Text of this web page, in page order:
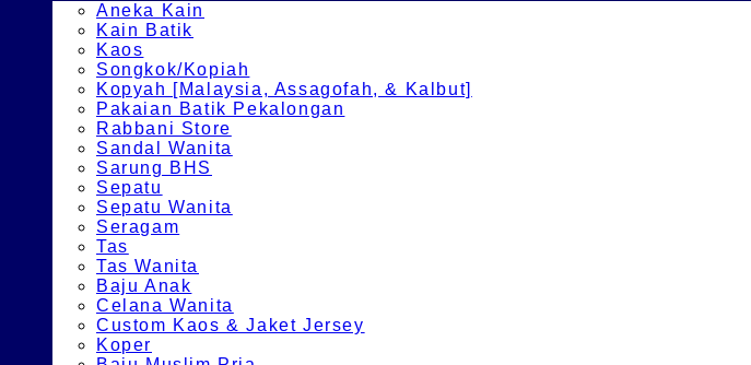
Aneka Kain
Kain Batik
Kaos
Songkok/Kopiah
Kopyah [Malaysia, Assagofah, & Kalbut]
Pakaian Batik Pekalongan
Rabbani Store
Sandal Wanita
Sarung BHS
Sepatu
Sepatu Wanita
Seragam
Tas
Tas Wanita
Baju Anak
Celana Wanita
Custom Kaos & Jaket Jersey
Koper